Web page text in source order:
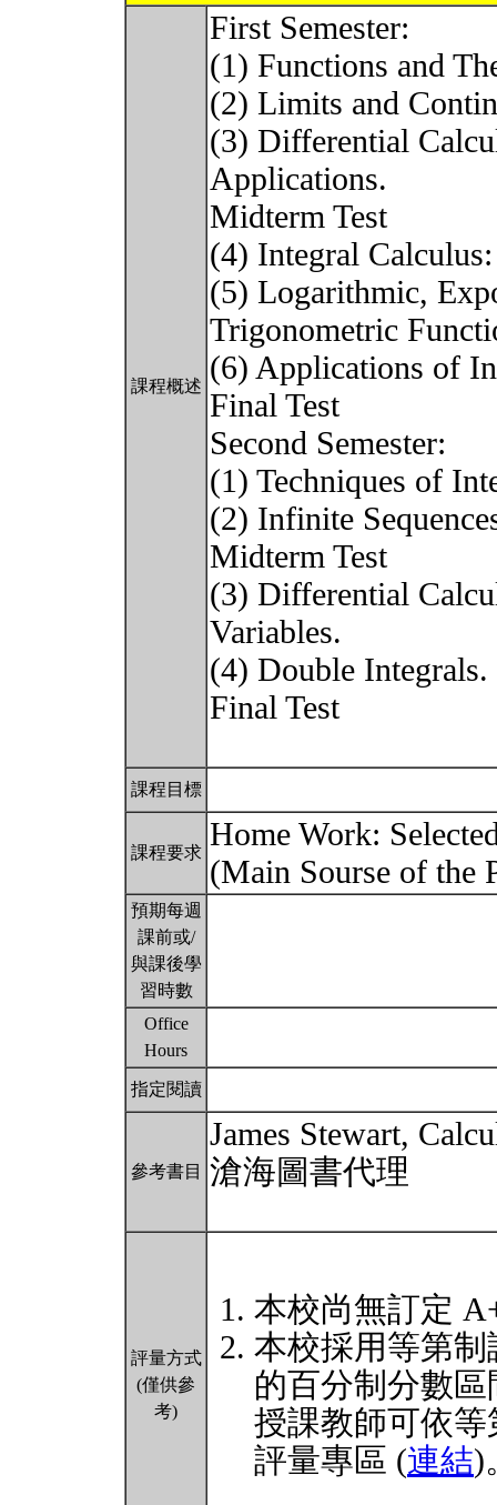
課程概述
First Semester:
(1) Functions and
(2) Limits and
(3) Differential
Applications.
Midterm Test
(4) Integral
(5) Logarithmic,
Trigonometric
(6) Applications of
Final Test
Second Semester:
(1) Techniques of
(2) Infinite
Midterm Test
(3) Differential
Variables.
(4) Double Integrals.
Final Test
課程目標
課程要求 Home Work:
(Main Sourse of the
預期每週
課前或/
與課後學
習時數
Office
Hours
指定閱讀
參考書目
James Stewart,
滄海圖書代理
評量方式
(僅供參
考)
本校尚無訂定
本校採用等第
的百分制分數
授課教師可依
評量專區 (連結)